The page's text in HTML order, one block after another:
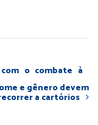
o combate à
e gênero devem
a cartórios